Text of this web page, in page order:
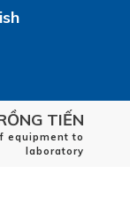
TIẾN
equipment to
laboratory